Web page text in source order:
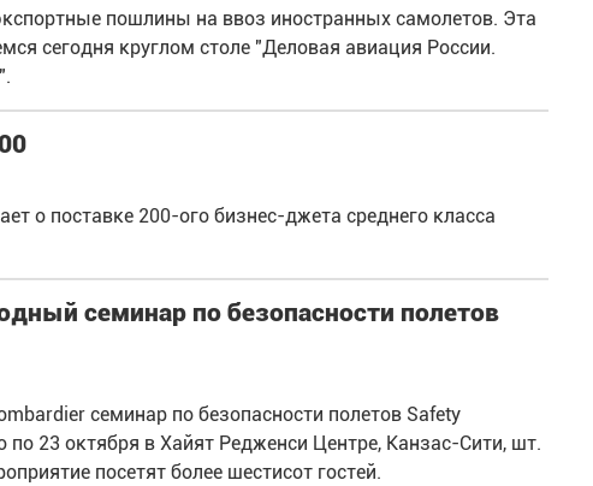
пошлины на ввоз иностранных самолетов. Эта
сегодня круглом столе "Деловая авиация России.
о поставке 200-ого бизнес-джета среднего класса
семинар по безопасности полетов
семинар по безопасности полетов Safety
по 23 октября в Хайят Редженси Центре, Канзас-Сити, шт.
посетят более шестисот гостей.